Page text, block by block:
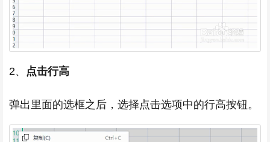
2、 点击行高
弹出里面的选框之后，选择点击选项中的行高按钮。